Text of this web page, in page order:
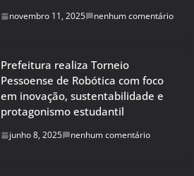
novembro 11, 2025 nenhum comentário
Prefeitura realiza Torneio
Pessoense de Robótica com foco
em inovação, sustentabilidade e
protagonismo estudantil
junho 8, 2025 nenhum comentário